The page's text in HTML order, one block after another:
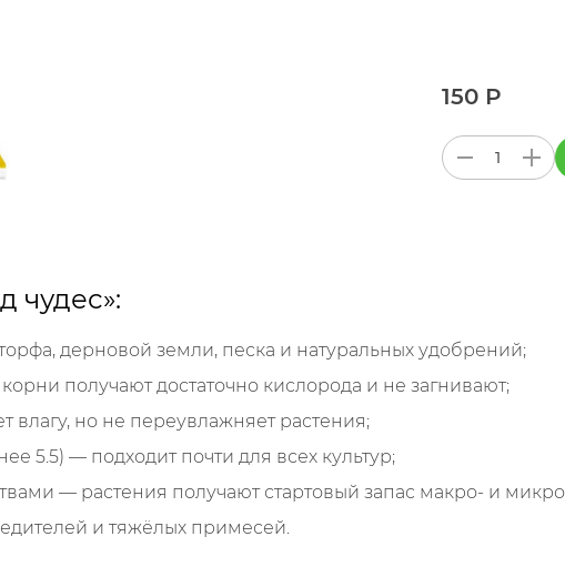
150 Р
чудес»:
дерновой земли, песка и натуральных удобрений;
получают достаточно кислорода и не загнивают;
но не переувлажняет растения;
5.5) — подходит почти для всех культур;
— растения получают стартовый запас макро- и
и тяжёлых примесей.